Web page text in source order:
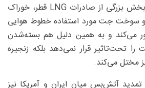
براساس گزارش رویترز، بخش بزرگی از صادرات LNG قطر، خوراک
و سوخت جت مورد استفاده خطوط هوایی
می‌کند و به همین دلیل هم بسته‌شدن
را تحت‌تاثیر قرار نمی‌دهد بلکه زنجیره
مختل می‌کند.
آتش‌بس میان ایران و آمریکا نیز